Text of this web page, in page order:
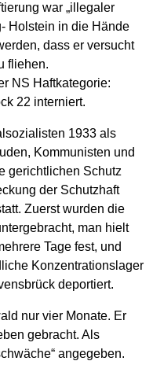
war „illegaler
Holstein in die Hände
dass er versucht
fliehen.
NS Haftkategorie:
22 interniert.
1933 als
Kommunisten und
gerichtlichen Schutz
der Schutzhaft
Zuerst wurden die
man hielt
Tage fest, und
Konzentrationslager
deportiert.
nur vier Monate. Er
gebracht. Als
angegeben.